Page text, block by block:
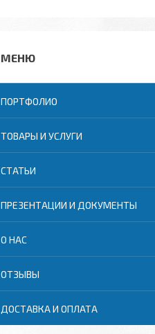
ПОРТФОЛИО
ТОВАРЫ И УСЛУГИ
СТАТЬИ
ПРЕЗЕНТАЦИИ И ДОКУМЕНТЫ
О НАС
ОТЗЫВЫ
ДОСТАВКА И ОПЛАТА